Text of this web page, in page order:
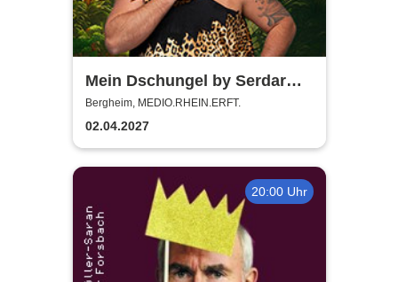
Mein Dschungel by Serdar
Karibik
Bergheim, MEDIO.RHEIN.ERFT.
02.04.2027
20:00 Uhr